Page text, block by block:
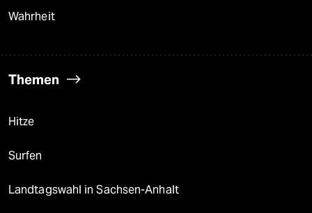
Wahrheit
Themen
Hitze
Surfen
Landtagswahl in Sachsen-Anhalt